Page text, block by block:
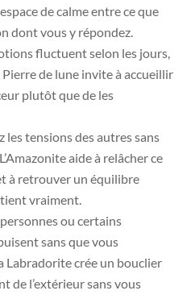
de calme entre ce que
dont vous y répondez.
fluctuent selon les jours,
Pierre de lune invite à accueillir
plutôt que de les
les tensions des autres sans
aide à relâcher ce
à retrouver un équilibre
vraiment.
ou certains
sans que vous
Labradorite crée un bouclier
de l’extérieur sans vous